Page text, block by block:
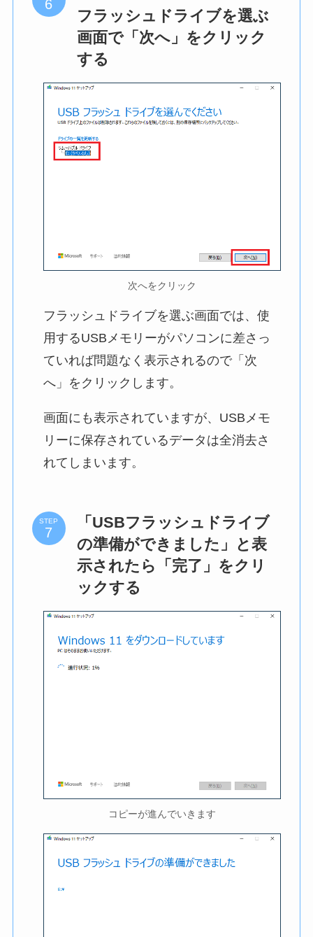
フラッシュドライブを選ぶ
画面で「次へ」をクリック
する
次へをクリック
フラッシュドライブを選ぶ画面では、使
用するUSBメモリーがパソコンに差さっ
ていれば問題なく表示されるので「次
へ」をクリックします。
画面にも表示されていますが、USBメモ
リーに保存されているデータは全消去さ
れてしまいます。
STEP
「USBフラッシュドライブ
の準備ができました」と表
示されたら「完了」をクリ
ックする
コピーが進んでいきます